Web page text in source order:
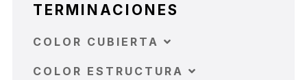
TERMINACIONES
COLOR CUBIERTA
COLOR ESTRUCTURA